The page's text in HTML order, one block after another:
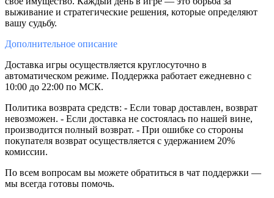
выживание и стратегические решения, которые определяют
вашу судьбу.
Дополнительное описание
Доставка игры осуществляется круглосуточно в
автоматическом режиме. Поддержка работает ежедневно с
10:00 до 22:00 по МСК.
Политика возврата средств: - Если товар доставлен, возврат
невозможен. - Если доставка не состоялась по нашей вине,
производится полный возврат. - При ошибке со стороны
покупателя возврат осуществляется с удержанием 20%
комиссии.
По всем вопросам вы можете обратиться в чат поддержки —
мы всегда готовы помочь.